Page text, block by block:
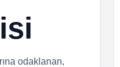
odaklanan,